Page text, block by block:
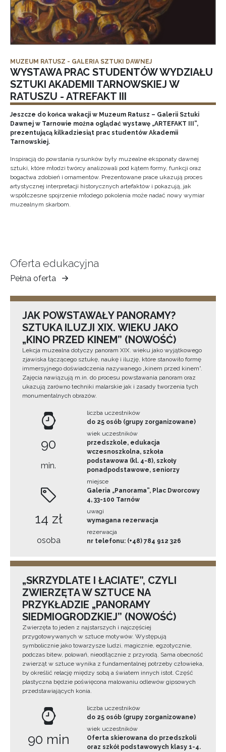
MUZEUM RATUSZ - GALERIA SZTUKI DAWNEJ
WYSTAWA PRAC STUDENTÓW WYDZIAŁU
SZTUKI AKADEMII TARNOWSKIEJ W
RATUSZU - ATREFAKT III
Jeszcze do końca wakacji w Muzeum Ratusz – Galerii Sztuki
Dawnej w Tarnowie można oglądać wystawę „ARTEFAKT III”,
prezentującą kilkadziesiąt prac studentów Akademii
Tarnowskiej.
Inspiracją do powstania rysunków były muzealne eksponaty dawnej
sztuki, które młodzi twórcy analizowali pod kątem formy, funkcji oraz
bogactwa zdobień i ornamentów. Prezentowane prace ukazują proces
artystycznej interpretacji historycznych artefaktów i pokazują, jak
współczesne spojrzenie młodego pokolenia może nadać nowy wymiar
muzealnym skarbom.
Oferta edukacyjna
Pełna oferta
Muzeum
Ziemi
JAK POWSTAWAŁY PANORAMY?
SZTUKA ILUZJI XIX. WIEKU JAKO
„KINO PRZED KINEM” (NOWOŚĆ)
Lekcja muzealna dotyczy panoram XIX. wieku jako wyjątkowego
zjawiska łączącego sztukę, naukę i iluzję, które stanowiło formę
immersyjnego doświadczenia nazywanego „kinem przed kinem”.
Zajęcia nawiązują m.in. do procesu powstawania panoram oraz
ukazują zarówno techniki malarskie jak i zasady tworzenia tych
monumentalnych obrazów.
90
min.
14 zł
osoba
liczba uczestników
do 25 osób (grupy zorganizowane)
wiek uczestników
przedszkole, edukacja
wczesnoszkolna, szkoła
podstawowa (kl. 4-8), szkoły
ponadpodstawowe, seniorzy
miejsce
Galeria „Panorama”, Plac Dworcowy
4, 33-100 Tarnów
uwagi
wymagana rezerwacja
rezerwacja
nr telefonu: (+48) 784 912 326
„SKRZYDLATE I ŁACIATE”, CZYLI
ZWIERZĘTA W SZTUCE NA
PRZYKŁADZIE „PANORAMY
SIEDMIOGRODZKIEJ” (NOWOŚĆ)
Zwierzęta to jeden z najstarszych i najczęściej
przygotowywanych w sztuce motywów. Występują
symbolicznie jako towarzysze ludzi, magicznie, egzotycznie,
podczas bitew, polowań, nieodłącznie z przyrodą. Sama obecność
zwierząt w sztuce wynika z fundamentalnej potrzeby człowieka,
by określić relację między sobą a światem innych istot. Część
plastyczna będzie poświęcona malowaniu odlewów gipsowych
przedstawiających konia.
90 min
liczba uczestników
do 25 osób (grupy zorganizowane)
wiek uczestników
Oferta skierowana do przedszkoli
oraz szkół podstawowych klasy 1-4.